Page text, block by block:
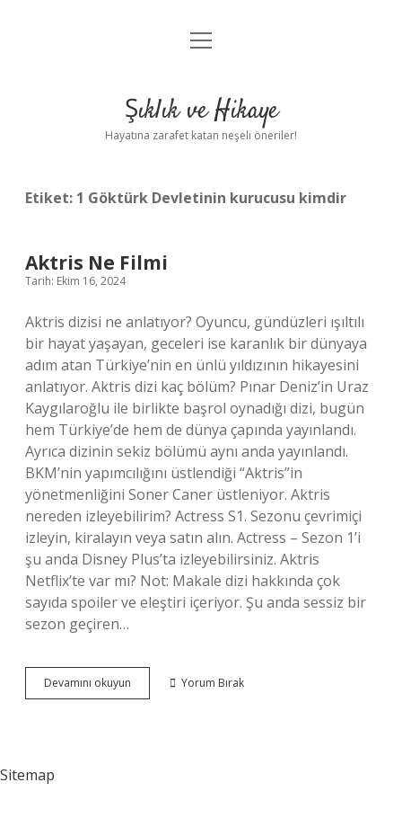
Anasayfa
Yasal Uyarı
menüyü
Şıklık ve Hikaye
Hayatına zarafet katan neşeli öneriler!
Etiket: 1 Göktürk Devletinin kurucusu kimdir
Aktris Ne Filmi
Tarih: Ekim 16, 2024
Aktris dizisi ne anlatıyor? Oyuncu, gündüzleri ışıltılı
bir hayat yaşayan, geceleri ise karanlık bir dünyaya
adım atan Türkiye’nin en ünlü yıldızının hikayesini
anlatıyor. Aktris dizi kaç bölüm? Pınar Deniz’in Uraz
Kaygılaroğlu ile birlikte başrol oynadığı dizi, bugün
hem Türkiye’de hem de dünya çapında yayınlandı.
Ayrıca dizinin sekiz bölümü aynı anda yayınlandı.
BKM’nin yapımcılığını üstlendiği “Aktris”in
yönetmenliğini Soner Caner üstleniyor. Aktris
nereden izleyebilirim? Actress S1. Sezonu çevrimiçi
izleyin, kiralayın veya satın alın. Actress – Sezon 1’i
şu anda Disney Plus’ta izleyebilirsiniz. Aktris
Netflix’te var mı? Not: Makale dizi hakkında çok
sayıda spoiler ve eleştiri içeriyor. Şu anda sessiz bir
sezon geçiren…
Devamını okuyun
Ne
Yorum Bırak
Sitemap